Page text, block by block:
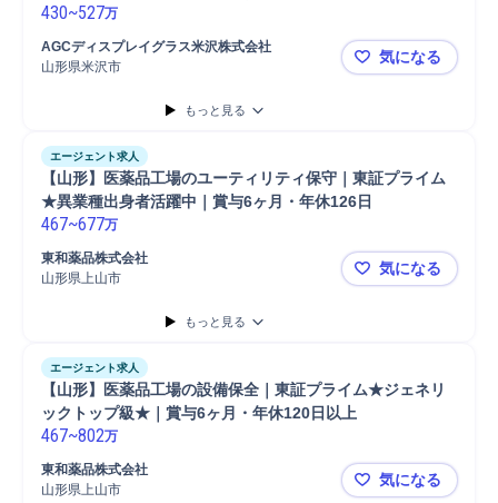
430~527万
AGCディスプレイグラス米沢株式会社
山形県米沢市
【山形】世
気になる
もっと見る
エージェント求人
【山形】医薬品工場のユーティリティ保守｜東証プライム
★異業種出身者活躍中｜賞与6ヶ月・年休126日
467~677万
東和薬品株式会社
山形県上山市
【山形】医
気になる
もっと見る
エージェント求人
【山形】医薬品工場の設備保全｜東証プライム★ジェネリ
ックトップ級★｜賞与6ヶ月・年休120日以上
467~802万
東和薬品株式会社
山形県上山市
【山形】医
気になる